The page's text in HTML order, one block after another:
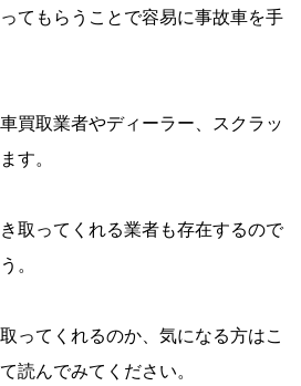
てもらうことで容易に事故車を手
買取業者やディーラー、スクラッ
す。
取ってくれる業者も存在するので
。
ってくれるのか、気になる方はこ
読んでみてください。